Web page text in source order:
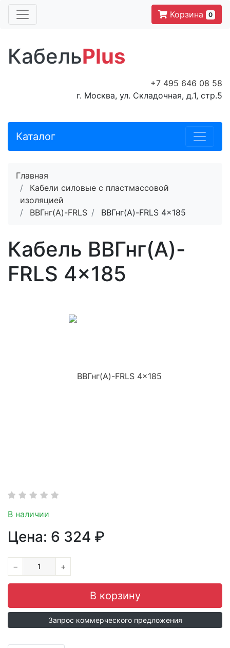
Корзина 0
КабельPlus
+7 495 646 08 58
г. Москва, ул. Складочная, д.1, стр.5
Каталог
Главная
Кабели силовые с пластмассовой
изоляцией
ВВГнг(A)-FRLS
ВВГнг(A)-FRLS 4x185
Кабель ВВГнг(A)-
FRLS 4x185
В наличии
Цена: 6 324 ₽
− +
Запрос коммерческого предложения